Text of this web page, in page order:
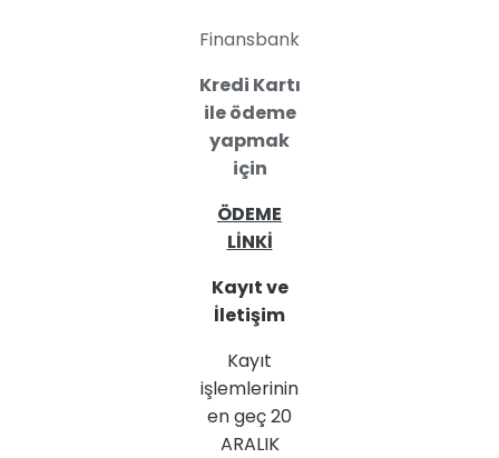
Finansbank
Kredi Kartı
ile ödeme
yapmak
için
ÖDEME
LİNKİ
Kayıt ve
İletişim
Kayıt
işlemlerinin
en geç 20
ARALIK